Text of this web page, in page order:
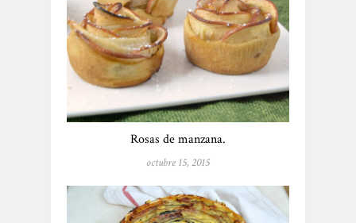
Rosas de manzana.
octubre 15, 2015